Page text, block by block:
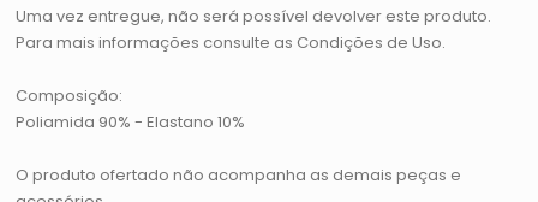
Uma vez entregue, não será possível devolver este produto.
Para mais informações consulte as Condições de Uso.
Composição:
Poliamida 90% - Elastano 10%
O produto ofertado não acompanha as demais peças e